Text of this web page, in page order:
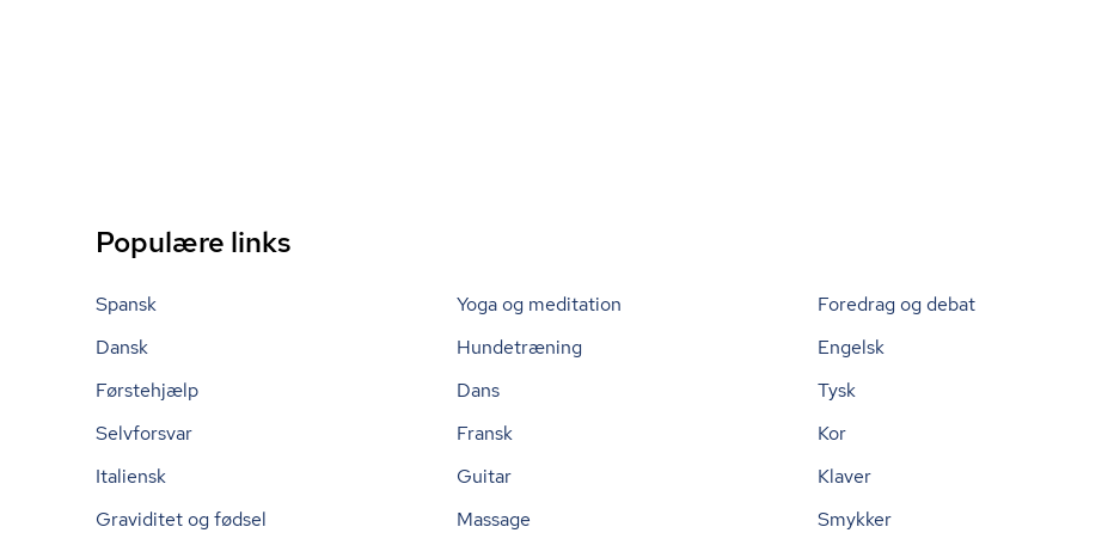
Populære links
Spansk Yoga og meditation Foredrag og debat
Dansk
Hundetræning Engelsk
Førstehjælp
Dans Tysk
Selvforsvar
Fransk Kor
Italiensk
Guitar Klaver
Graviditet og fødsel
Massage Smykker